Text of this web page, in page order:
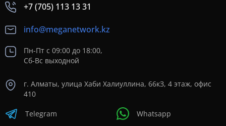
+7 (705) 113 13 31
info@meganetwork.kz
Пн-Пт с 09:00 до 18:00,
Сб-Вс выходной
г. Алматы, улица Хаби Халиуллина, 66кЗ, 4 этаж, офис
410
Telegram Whatsapp